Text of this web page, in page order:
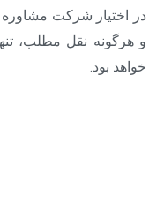
شرکت مشاوره منابع
نقل مطلب، تنها با